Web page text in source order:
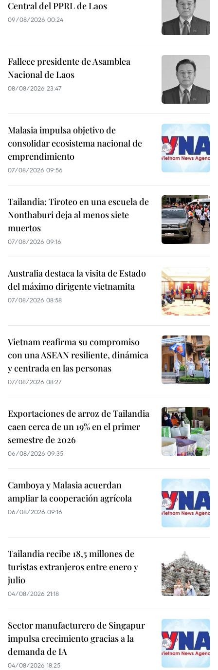
Central del PPRL de Laos
09/08/2026 00:24
Fallece presidente de Asamblea
Nacional de Laos
08/08/2026 23:47
Malasia impulsa objetivo de
consolidar ecosistema nacional de
emprendimiento
07/08/2026 09:56
Tailandia: Tiroteo en una escuela de
Nonthaburi deja al menos siete
muertos
07/08/2026 09:16
Australia destaca la visita de Estado
del máximo dirigente vietnamita
07/08/2026 08:58
Vietnam reafirma su compromiso
con una ASEAN resiliente, dinámica
y centrada en las personas
07/08/2026 08:27
Exportaciones de arroz de Tailandia
caen cerca de un 19% en el primer
semestre de 2026
06/08/2026 09:35
Camboya y Malasia acuerdan
ampliar la cooperación agrícola
06/08/2026 09:16
Tailandia recibe 18,5 millones de
turistas extranjeros entre enero y
julio
04/08/2026 21:18
Sector manufacturero de Singapur
impulsa crecimiento gracias a la
demanda de IA
04/08/2026 18:25